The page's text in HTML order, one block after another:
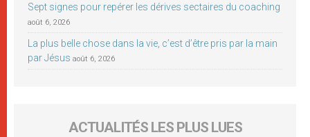
Sept signes pour repérer les dérives sectaires du coaching
août 6, 2026
La plus belle chose dans la vie, c’est d’être pris par la main
par Jésus août 6, 2026
ACTUALITÉS LES PLUS LUES